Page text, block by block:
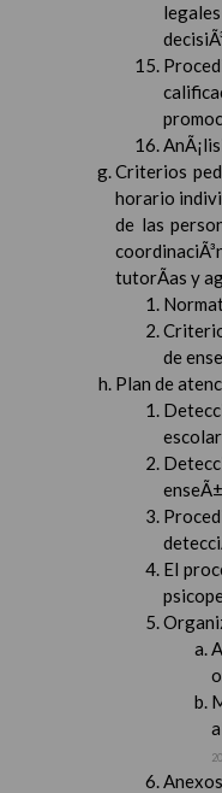
Criterios
horario
de las
tutorÃ­as y
de
Plan de
El
Anexos